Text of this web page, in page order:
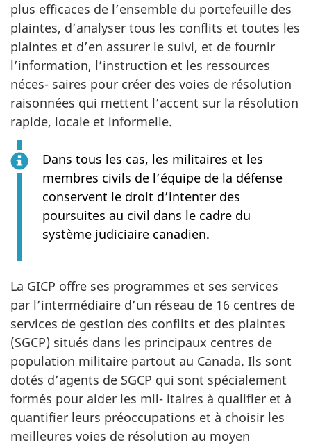
plus efficaces de l’ensemble du portefeuille des
plaintes, d’analyser tous les conflits et toutes les
plaintes et d’en assurer le suivi, et de fournir
l’information, l’instruction et les ressources
néces- saires pour créer des voies de résolution
raisonnées qui mettent l’accent sur la résolution
rapide, locale et informelle.
Dans tous les cas, les militaires et les
membres civils de l’équipe de la défense
conservent le droit d’intenter des
poursuites au civil dans le cadre du
système judiciaire canadien.
La GICP offre ses programmes et ses services
par l’intermédiaire d’un réseau de 16 centres de
services de gestion des conflits et des plaintes
(SGCP) situés dans les principaux centres de
population militaire partout au Canada. Ils sont
dotés d’agents de SGCP qui sont spécialement
formés pour aider les mil- itaires à qualifier et à
quantifier leurs préoccupations et à choisir les
meilleures voies de résolution au moyen